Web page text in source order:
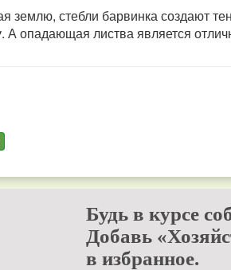
землю, стебли барвинка создают
А опадающая листва является
Будь в курсе
Добавь
в избранное.